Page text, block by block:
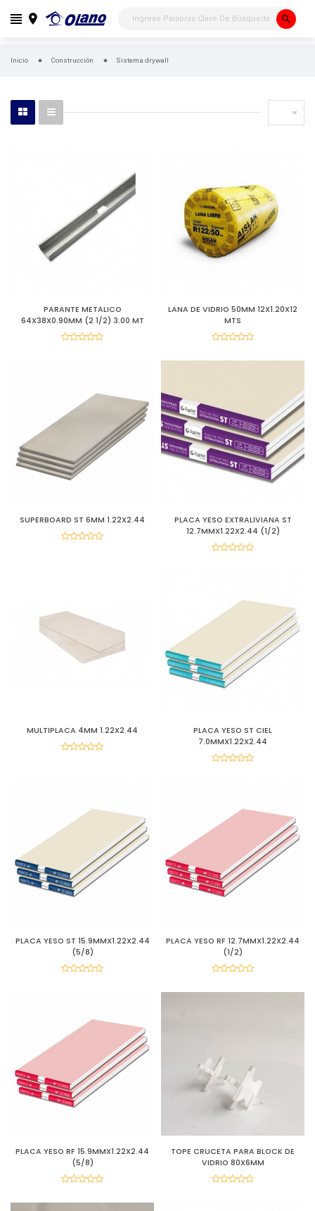
search
Inicio Construcción Sistema drywall

PARANTE METALICO
64X38X0.90MM (2 1/2) 3.00 MT
LANA DE VIDRIO 50MM 12X1.20X12
MTS
SUPERBOARD ST 6MM 1.22X2.44
PLACA YESO EXTRALIVIANA ST
12.7MMX1.22X2.44 (1/2)
MULTIPLACA 4MM 1.22X2.44
PLACA YESO ST CIEL
7.0MMX1.22X2.44
PLACA YESO ST 15.9MMX1.22X2.44
(5/8)
PLACA YESO RF 12.7MMX1.22X2.44
(1/2)
PLACA YESO RF 15.9MMX1.22X2.44
(5/8)
TOPE CRUCETA PARA BLOCK DE
VIDRIO 80X6MM